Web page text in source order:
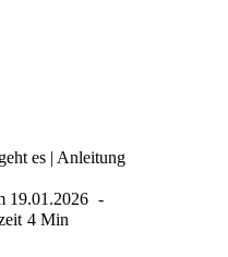
es | Anleitung
19.01.2026
4 Min